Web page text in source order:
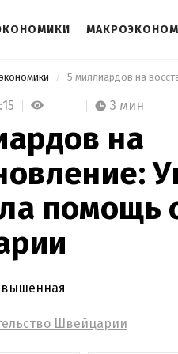
3 мин
на
помощь
Швейцарии